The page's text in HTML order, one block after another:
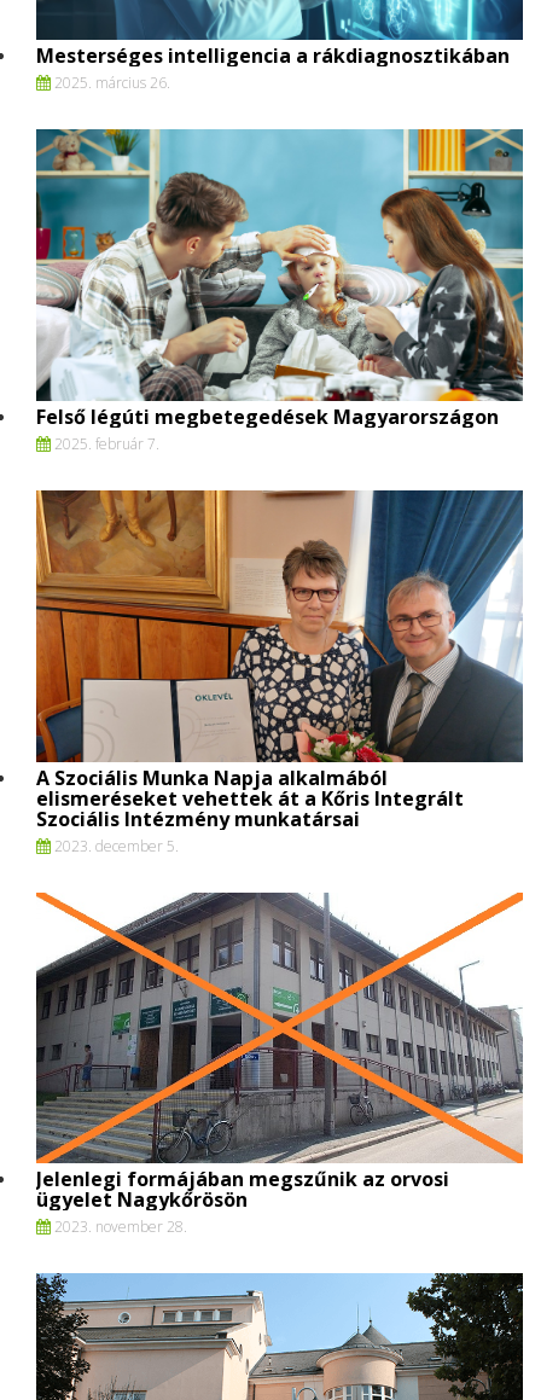
Mesterséges intelligencia a rákdiagnosztikában
2025. március 26.
Felső légúti megbetegedések Magyarországon
2025. február 7.
A Szociális Munka Napja alkalmából
elismeréseket vehettek át a Kőris Integrált
Szociális Intézmény munkatársai
2023. december 5.
Jelenlegi formájában megszűnik az orvosi
ügyelet Nagykőrösön
2023. november 28.